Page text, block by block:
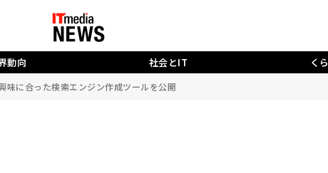
動向 社会とIT く
味に合った検索エンジン作成ツールを公開